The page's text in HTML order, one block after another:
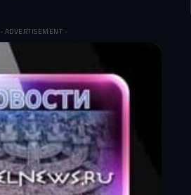
- ADVERTISEMENT -